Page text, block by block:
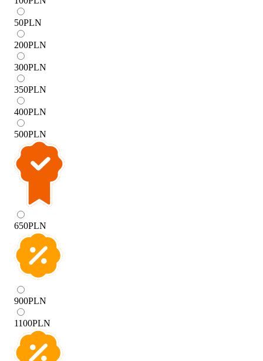
50PLN
200PLN
300PLN
350PLN
400PLN
500PLN
650PLN
900PLN
1100PLN